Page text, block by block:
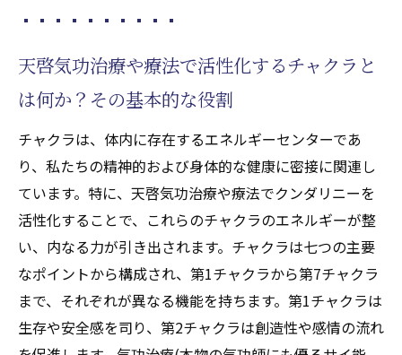
天啓気功治療や療法で活性化するチャクラと
は何か？その基本的な役割
チャクラは、体内に存在するエネルギーセンターであ
り、私たちの精神的および身体的な健康に密接に関連し
ています。特に、天啓気功治療や療法でクンダリニーを
活性化することで、これらのチャクラのエネルギーが整
い、内なる力が引き出されます。チャクラは七つの主要
なポイントから構成され、第1チャクラから第7チャクラ
まで、それぞれが異なる機能を持ちます。第1チャクラは
生存や安全感を司り、第2チャクラは創造性や感情の流れ